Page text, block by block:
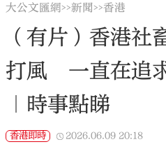
大公文匯網>>新聞>>香港
（有片）香港社
打風 一直在追
｜時事點睇
香港即時 2026.06.09 20:18